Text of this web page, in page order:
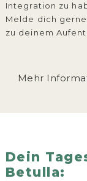
Integration zu
Melde dich
zu deinem
Mehr
Dein
Betulla: